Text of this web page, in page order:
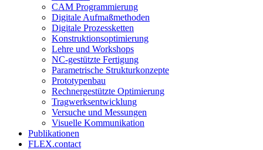
CAM Programmierung
Digitale Aufmaßmethoden
Digitale Prozessketten
Konstruktionsoptimierung
Lehre und Workshops
NC-gestützte Fertigung
Parametrische Strukturkonzepte
Prototypenbau
Rechnergestützte Optimierung
Tragwerksentwicklung
Versuche und Messungen
Visuelle Kommunikation
Publikationen
FLEX.contact